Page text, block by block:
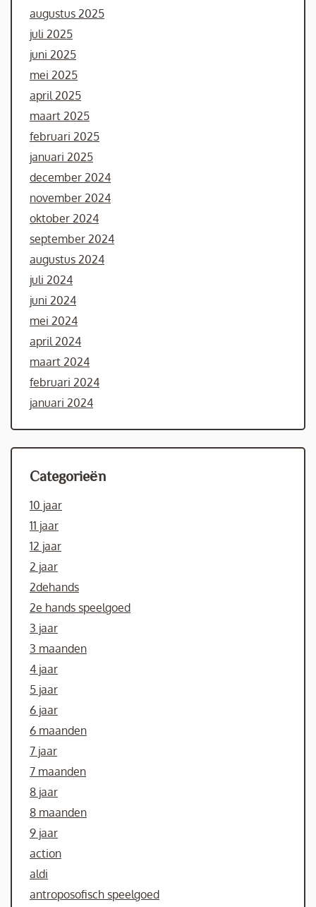
augustus 2025
juli 2025
juni 2025
mei 2025
april 2025
maart 2025
februari 2025
januari 2025
december 2024
november 2024
oktober 2024
september 2024
augustus 2024
juli 2024
juni 2024
mei 2024
april 2024
maart 2024
februari 2024
januari 2024
Categorieën
10 jaar
11 jaar
12 jaar
2 jaar
2dehands
2e hands speelgoed
3 jaar
3 maanden
4 jaar
5 jaar
6 jaar
6 maanden
7 jaar
7 maanden
8 jaar
8 maanden
9 jaar
action
aldi
antroposofisch speelgoed